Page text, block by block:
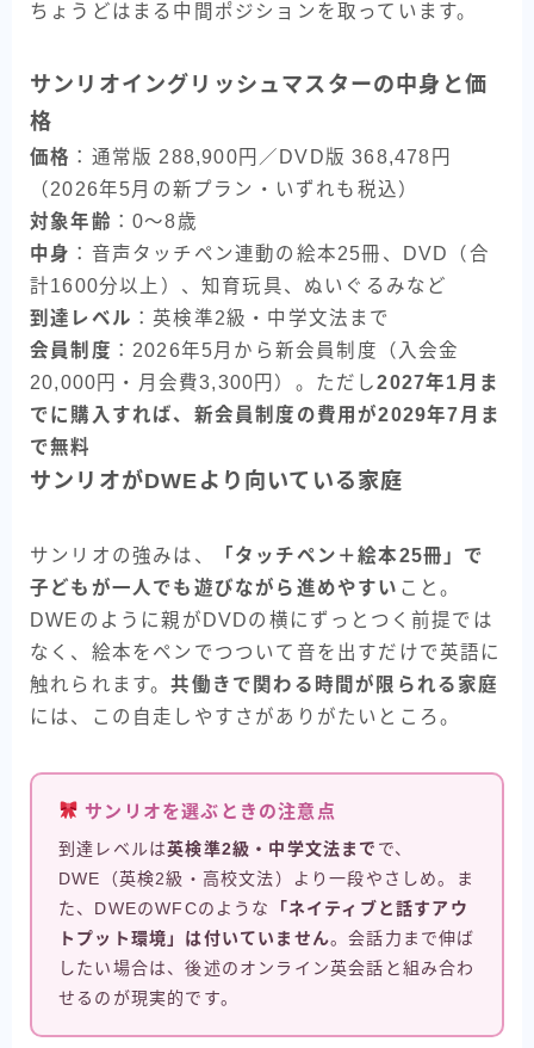
ちょうどはまる中間ポジションを取っています。
サンリオイングリッシュマスターの中身と価
格
価格 ：通常版 288,900円／DVD版 368,478円
（2026年5月の新プラン・いずれも税込）
対象年齢 ：0〜8歳
中身 ：音声タッチペン連動の絵本25冊、DVD（合
計1600分以上）、知育玩具、ぬいぐるみなど
到達レベル ：英検準2級・中学文法まで
会員制度 ：2026年5月から新会員制度（入会金
20,000円・月会費3,300円）。ただし2027年1月ま
でに購入すれば、新会員制度の費用が2029年7月ま
で無料
サンリオがDWEより向いている家庭
サンリオの強みは、
「タッチペン＋絵本25冊」で
子どもが一人でも遊びながら進めやすい こと。
DWEのように親がDVDの横にずっとつく前提では
なく、絵本をペンでつついて音を出すだけで英語に
触れられます。共働きで関わる時間が限られる家庭
には、この自走しやすさがありがたいところ。
サンリオを選ぶときの注意点
到達レベルは英検準2級・中学文法まで で、
DWE（英検2級・高校文法）より一段やさしめ。ま
た、DWEのWFCのような
「ネイティブと話すアウ
トプット環境」は付いていません。会話力まで伸ば
したい場合は、後述のオンライン英会話と組み合わ
せるのが現実的です。